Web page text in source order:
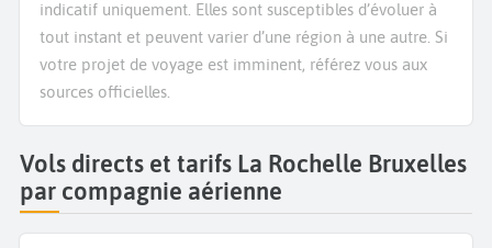
indicatif uniquement. Elles sont susceptibles d’évoluer à
tout instant et peuvent varier d’une région à une autre. Si
votre projet de voyage est imminent, référez vous aux
sources officielles.
Vols directs et tarifs La Rochelle Bruxelles
par compagnie aérienne